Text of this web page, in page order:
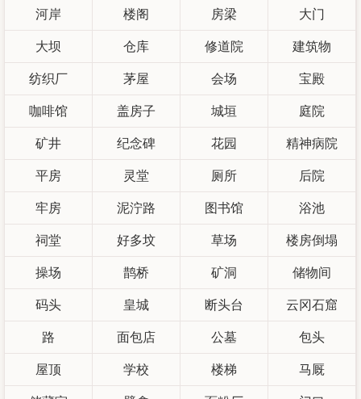
河岸 楼阁 房梁 大门
大坝 仓库 修道院 建筑物
纺织厂 茅屋 会场 宝殿
咖啡馆 盖房子 城垣 庭院
矿井 纪念碑 花园 精神病院
平房 灵堂 厕所 后院
牢房 泥泞路 图书馆 浴池
祠堂 好多坟 草场 楼房倒塌
操场 鹊桥 矿洞 储物间
码头 皇城 断头台 云冈石窟
路 面包店 公墓 包头
屋顶 学校 楼梯 马厩